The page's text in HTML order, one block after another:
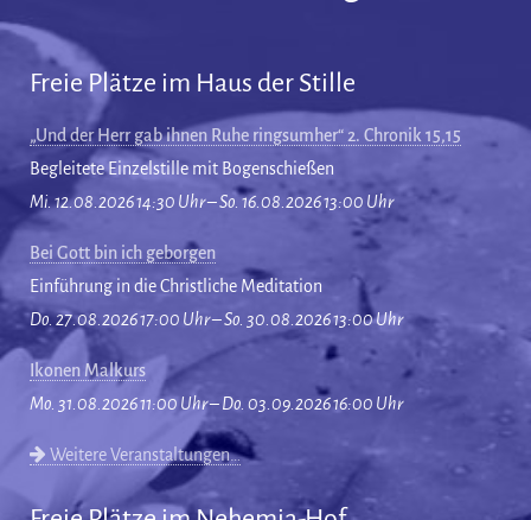
Freie Plätze im Haus der Stille
„Und der Herr gab ihnen Ruhe ringsumher“ 2. Chronik 15,15
Begleitete Einzelstille mit Bogenschießen
Mi. 12.08.2026 14:30 Uhr – So. 16.08.2026 13:00 Uhr
Bei Gott bin ich geborgen
Einführung in die Christliche Meditation
Do. 27.08.2026 17:00 Uhr – So. 30.08.2026 13:00 Uhr
Ikonen Malkurs
Mo. 31.08.2026 11:00 Uhr – Do. 03.09.2026 16:00 Uhr
Weitere Veranstaltungen…